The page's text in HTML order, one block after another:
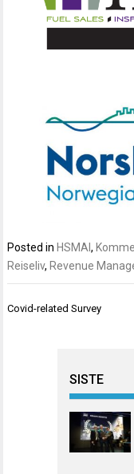
Posted in HSMAI,
Reiseliv, Revenue
Covid-related Survey
SISTE